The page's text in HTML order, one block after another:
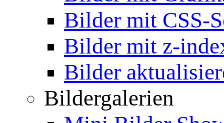
Bilder mit CSS-
Bilder mit z-
Bilder
Bildergalerien